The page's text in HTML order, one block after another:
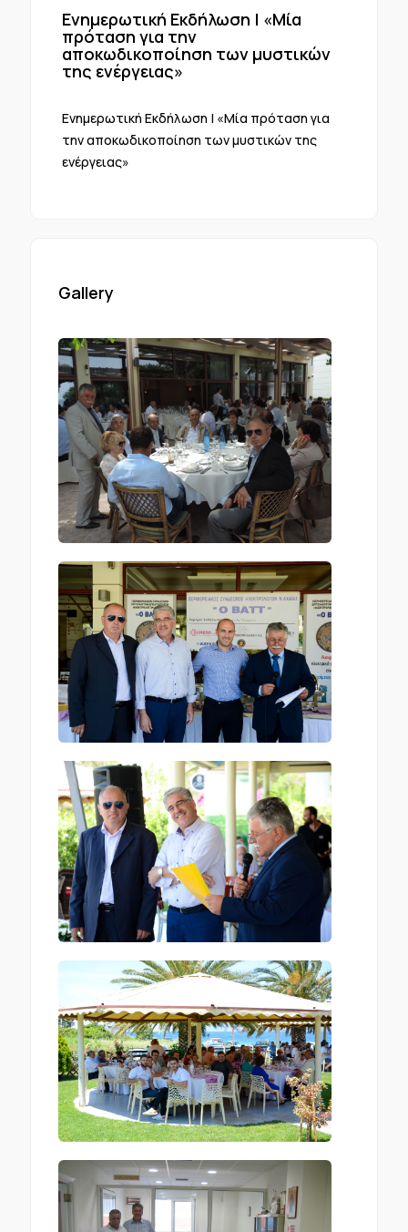
Ενημερωτική Εκδήλωση | «Μία
πρόταση για την
αποκωδικοποίηση των μυστικών
της ενέργειας»
Ενημερωτική Εκδήλωση | «Μία πρόταση για
την αποκωδικοποίηση των μυστικών της
ενέργειας»
Gallery